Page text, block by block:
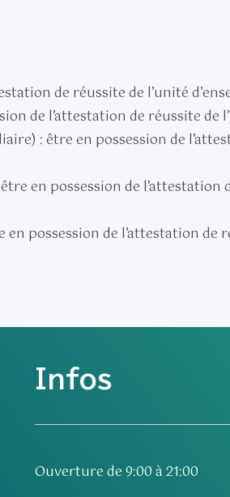
de réussite de l’unité
de l’attestation de réussite de
: être en possession de
en possession de
possession de l’attestation de
Infos
Ouverture de 9:00 à 21:00